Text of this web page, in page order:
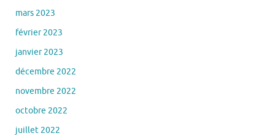
mars 2023
février 2023
janvier 2023
décembre 2022
novembre 2022
octobre 2022
juillet 2022